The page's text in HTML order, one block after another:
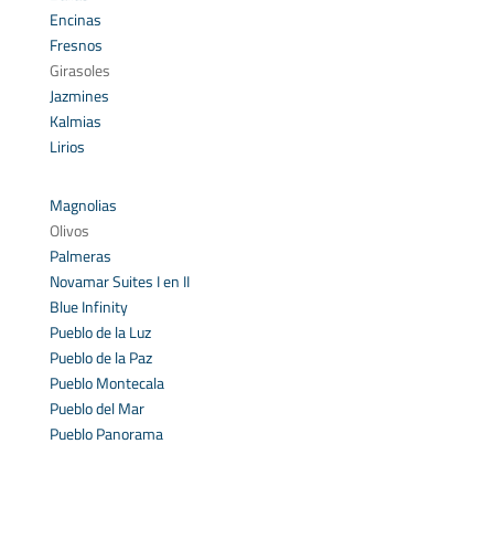
Encinas
Fresnos
Girasoles
Jazmines
Kalmias
Lirios
Magnolias
Olivos
Palmeras
Novamar Suites I en II
Blue Infinity
Pueblo de la Luz
Pueblo de la Paz
Pueblo Montecala
Pueblo del Mar
Pueblo Panorama